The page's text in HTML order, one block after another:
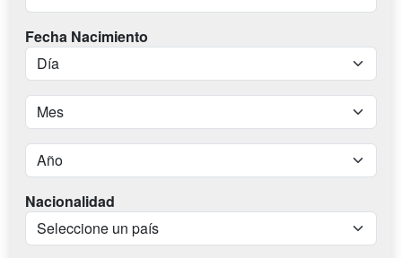
Fecha Nacimiento
Nacionalidad